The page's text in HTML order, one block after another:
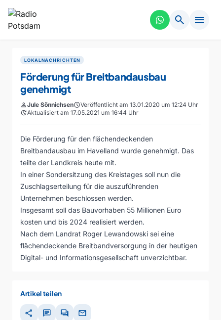
search menu
LOKALNACHRICHTEN
Förderung für Breitbandausbau
genehmigt
personJule SönnichsenscheduleVeröffentlicht am 13.01.2020 um 12:24 Uhr
updateAktualisiert am 17.05.2021 um 16:44 Uhr
Die Förderung für den flächendeckenden
Breitbandausbau im Havelland wurde genehmigt. Das
teilte der Landkreis heute mit.
In einer Sondersitzung des Kreistages soll nun die
Zuschlagserteilung für die auszuführenden
Unternehmen beschlossen werden.
Insgesamt soll das Bauvorhaben 55 Millionen Euro
kosten und bis 2024 realisiert werden.
Nach dem Landrat Roger Lewandowski sei eine
flächendeckende Breitbandversorgung in der heutigen
Digital- und Informationsgesellschaft unverzichtbar.
Artikel teilen
share chat forum mail